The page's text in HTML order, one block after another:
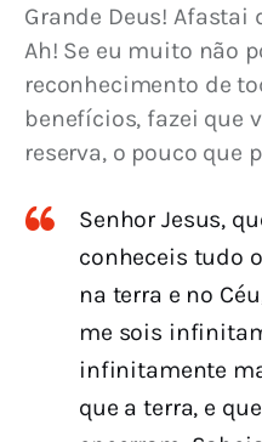
Grande Deus!
Ah! Se eu muito não
reconhecimento de
benefícios, fazei que
reserva, o pouco que
Senhor Jesus,
conheceis tudo
na terra e no
me sois
infinitamente
que a terra, e